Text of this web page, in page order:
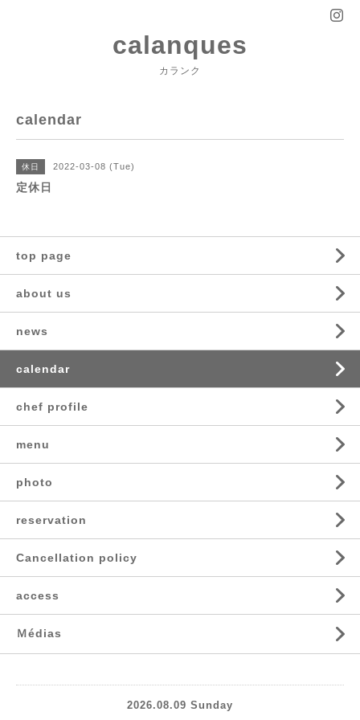
calanques
カランク
calendar
休日 2022-03-08 (Tue)
定休日
top page
about us
news
calendar
chef profile
menu
photo
reservation
Cancellation policy
access
Ｍédias
2026.08.09 Sunday